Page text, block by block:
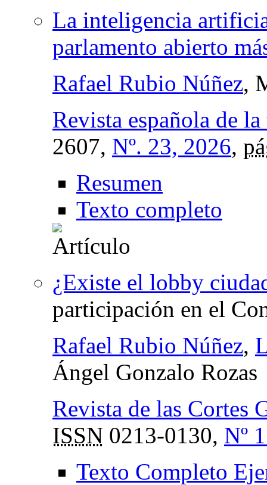
La inteligencia
parlamento abierto
Rafael Rubio Núñez,
Revista española de
2607, Nº. 23, 2026,
Resumen
Texto completo
¿Existe el lobby
participación en el
Rafael Rubio Núñez,
Ángel Gonzalo Rozas
Revista de las Cortes
ISSN 0213-0130, Nº
Texto Completo